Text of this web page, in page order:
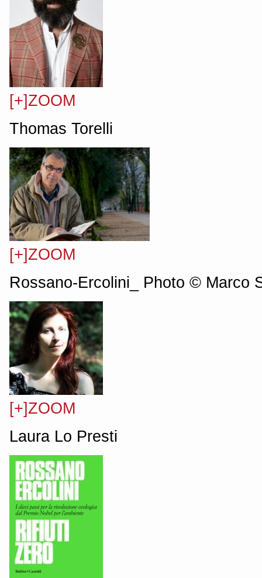
[+]ZOOM
Thomas Torelli
[+]ZOOM
Rossano-Ercolini_ Photo © Marco
[+]ZOOM
Laura Lo Presti